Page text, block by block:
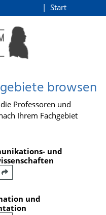
Start
browsen
Professoren und
Ihrem Fachgebiet
und
und